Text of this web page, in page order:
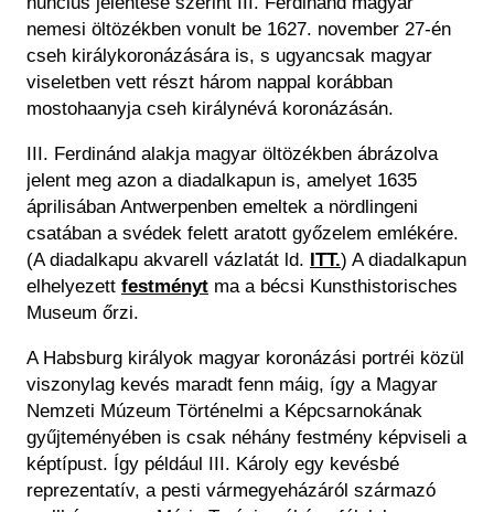
nemesi öltözékben vonult be 1627. november 27-én
cseh királykoronázására is, s ugyancsak magyar
viseletben vett részt három nappal korábban
mostohaanyja cseh királynévá koronázásán.
III. Ferdinánd alakja magyar öltözékben ábrázolva
jelent meg azon a diadalkapun is, amelyet 1635
áprilisában Antwerpenben emeltek a nördlingeni
csatában a svédek felett aratott győzelem emlékére.
(A diadalkapu akvarell vázlatát ld. ITT.) A diadalkapun
elhelyezett festményt ma a bécsi Kunsthistorisches
Museum őrzi.
A Habsburg királyok magyar koronázási portréi közül
viszonylag kevés maradt fenn máig, így a Magyar
Nemzeti Múzeum Történelmi a Képcsarnokának
gyűjteményében is csak néhány festmény képviseli a
képtípust. Így például III. Károly egy kevésbé
reprezentatív, a pesti vármegyeházáról származó